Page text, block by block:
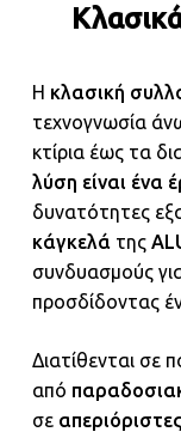
Η κλασική
τεχνογνωσία
κτίρια έως τα
λύση είναι ένα
δυνατότητες
κάγκελά της
συνδυασμούς
προσδίδοντας
Διατίθενται σε
από
σε